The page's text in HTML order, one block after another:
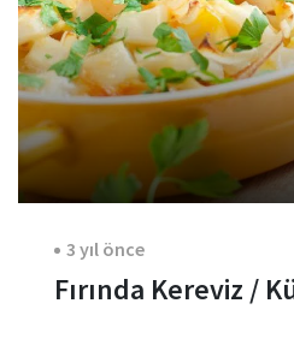
3 yıl önce
Fırında Kereviz /